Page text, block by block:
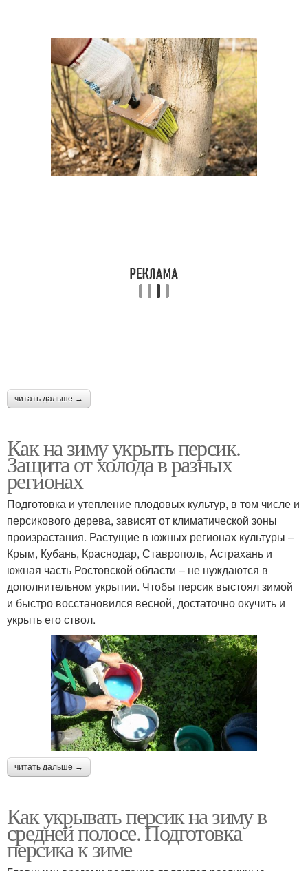
читать дальше →
Как на зиму укрыть персик.
Защита от холода в разных
регионах
Подготовка и утепление плодовых культур, в том числе и
персикового дерева, зависят от климатической зоны
произрастания. Растущие в южных регионах культуры –
Крым, Кубань, Краснодар, Ставрополь, Астрахань и
южная часть Ростовской области – не нуждаются в
дополнительном укрытии. Чтобы персик выстоял зимой
и быстро восстановился весной, достаточно окучить и
укрыть его ствол.
читать дальше →
Как укрывать персик на зиму в
средней полосе. Подготовка
персика к зиме